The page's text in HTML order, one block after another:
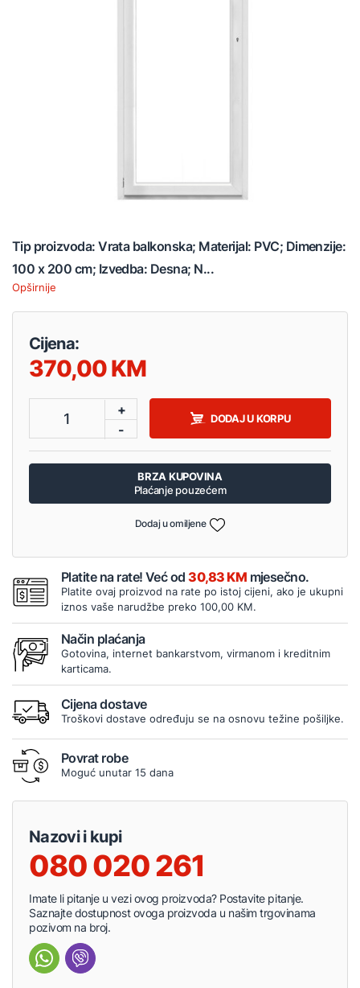
Tip proizvoda: Vrata balkonska; Materijal: PVC; Dimenzije:
100 x 200 cm; Izvedba: Desna; N...
Opširnije
Cijena:
370,00
1
+
-
DODAJ U KORPU
BRZA KUPOVINA
Plaćanje pouzećem
Dodaj u omiljene
Platite na rate! Već od30,83 KM mjesečno.
Platite ovaj proizvod na rate po istoj cijeni, ako je ukupni
iznos vaše narudžbe preko 100,00 KM.
Način plaćanja
Gotovina, internet bankarstvom, virmanom i kreditnim
karticama.
Cijena dostave
Troškovi dostave određuju se na osnovu težine pošiljke.
Povrat robe
Moguć unutar 15 dana
Nazovi i kupi
080 020 261
Imate li pitanje u vezi ovog proizvoda? Postavite pitanje.
Saznajte dostupnost ovoga proizvoda u našim trgovinama
pozivom na broj.